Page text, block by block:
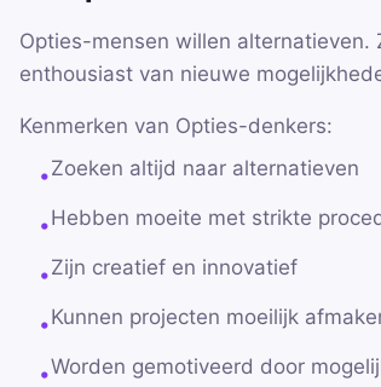
Opties-mensen willen
enthousiast van nieuwe
Kenmerken van Opties-denkers:
•Zoeken altijd naar alternatieven
•Hebben moeite met strikte
•Zijn creatief en innovatief
•Kunnen projecten moeilijk
•Worden gemotiveerd door